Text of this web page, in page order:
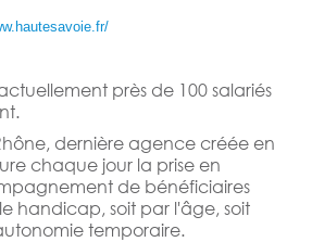
près de 100 salariés
dernière agence créée en
chaque jour la prise en
de bénéficiaires
handicap, soit par l'âge, soit
temporaire.